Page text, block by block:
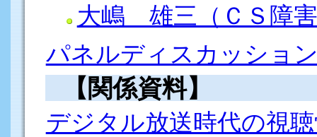
大嶋 雄三（ＣＳ障
パネルディスカッショ
【関係資料】
デジタル放送時代の視